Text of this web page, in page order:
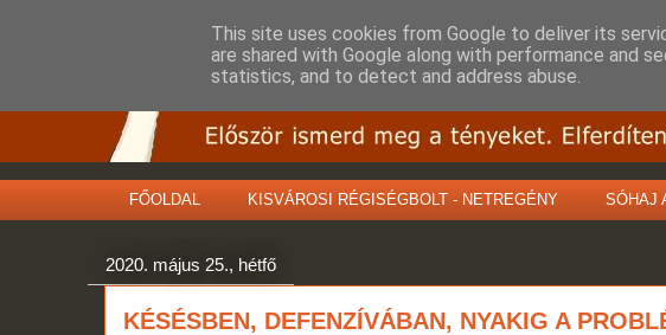
FŐOLDAL KISVÁROSI RÉGISÉGBOLT - NETREGÉNY SÓHAJ
2020. május 25., hétfő
KÉSÉSBEN, DEFENZÍVÁBAN, NYAKIG A
This site uses cookies from Google to deliver its
are shared with Google along with performance and
statistics, and to detect and address abuse.